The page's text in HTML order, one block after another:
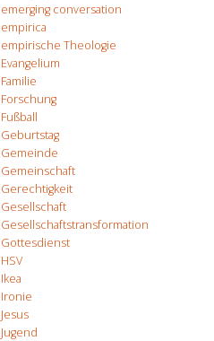
emerging conversation
empirica
empirische Theologie
Evangelium
Familie
Forschung
Fußball
Geburtstag
Gemeinde
Gemeinschaft
Gerechtigkeit
Gesellschaft
Gesellschaftstransformation
Gottesdienst
HSV
Ikea
Ironie
Jesus
Jugend